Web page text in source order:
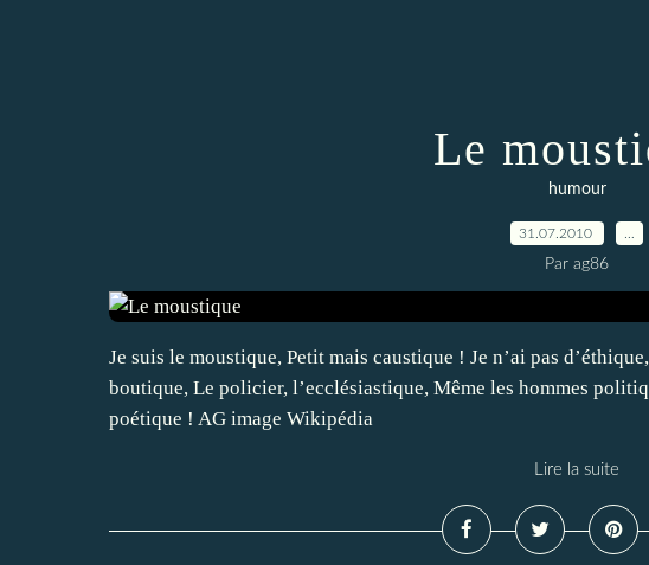
Le
humour
31.07.2010
Par ag86
Je suis le moustique, Petit mais caustique ! Je n’ai pas
boutique, Le policier, l’ecclésiastique, Même les hommes
poétique ! AG image Wikipédia
Lire la suite